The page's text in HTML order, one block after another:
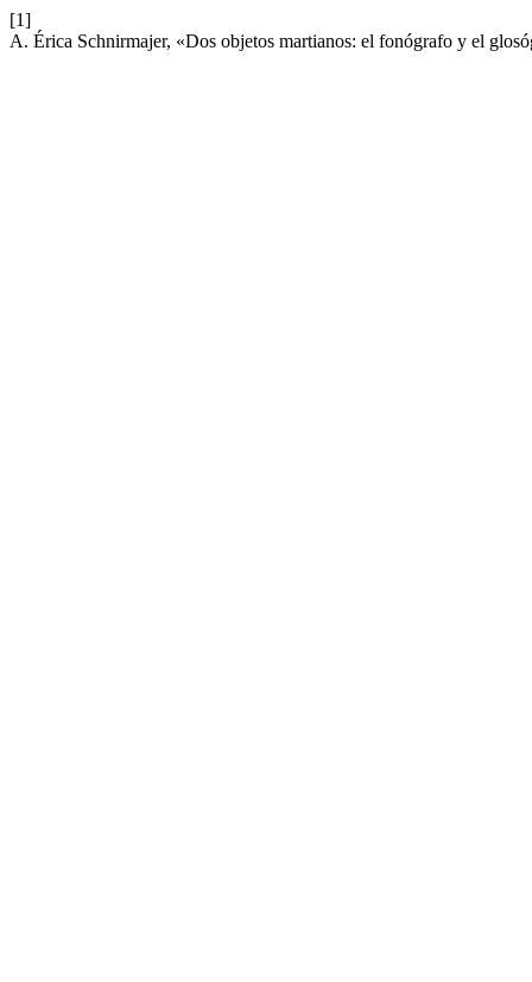
[1]
A. Érica Schnirmajer, «Dos objetos martianos: el fonógrafo y el